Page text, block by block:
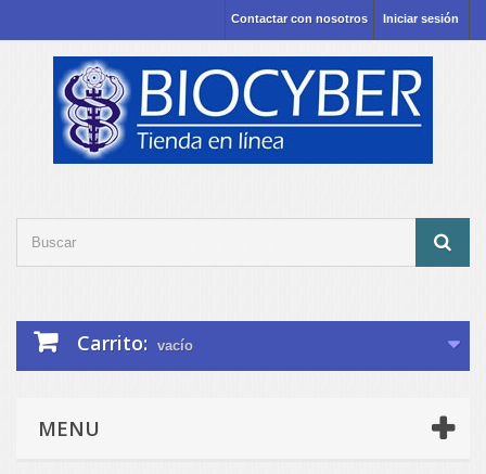
Iniciar sesión
Contactar con nosotros
Carrito: vacío
MENU